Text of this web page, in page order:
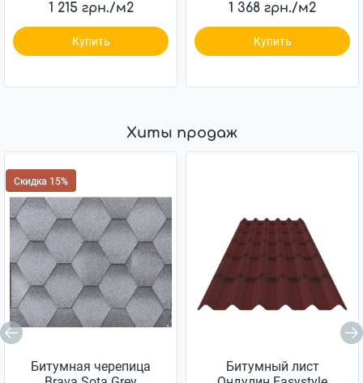
1 215 грн./м2
Купить
1 368 грн./м2
Купить
Хиты продаж
Скидка 15%
Битумная черепица
Битумный лист